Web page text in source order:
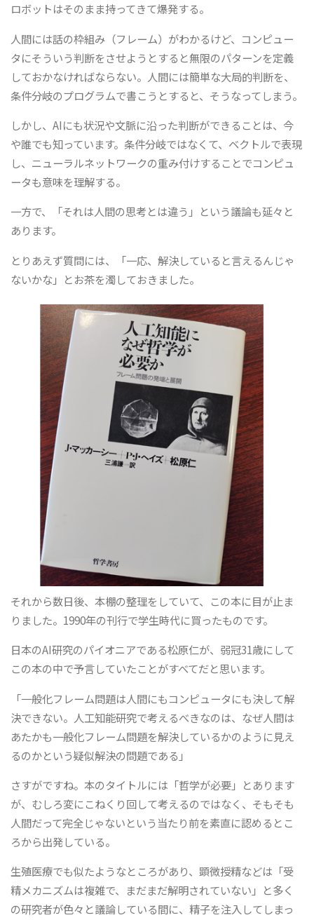
ロボットはそのまま持ってきて爆発する。
人間には話の枠組み（フレーム）がわかるけど、コンピュー
タにそういう判断をさせようとすると無限のパターンを定義
しておかなければならない。人間には簡単な大局的判断を、
条件分岐のプログラムで書こうとすると、そうなってしまう。
しかし、AIにも状況や文脈に沿った判断ができることは、今
や誰でも知っています。条件分岐ではなくて、ベクトルで表現
し、ニューラルネットワークの重み付けすることでコンピュ
ータも意味を理解する。
一方で、「それは人間の思考とは違う」という議論も延々と
あります。
とりあえず質問には、「一応、解決していると言えるんじゃ
ないかな」とお茶を濁しておきました。
それから数日後、本棚の整理をしていて、この本に目が止ま
りました。1990年の刊行で学生時代に買ったものです。
日本のAI研究のパイオニアである松原仁が、弱冠31歳にして
この本の中で予言していたことがすべてだと思います。
「一般化フレーム問題は人間にもコンピュータにも決して解
決できない。人工知能研究で考えるべきなのは、なぜ人間は
あたかも一般化フレーム問題を解決しているかのように見え
るのかという疑似解決の問題である」
さすがですね。本のタイトルには「哲学が必要」とあります
が、むしろ変にこねくり回して考えるのではなく、そもそも
人間だって完全じゃないという当たり前を素直に認めるとこ
ろから出発している。
生殖医療でも似たようなところがあり、顕微授精などは「受
精メカニズムは複雑で、まだまだ解明されていない」と多く
の研究者が色々と議論している間に、精子を注入してしまっ